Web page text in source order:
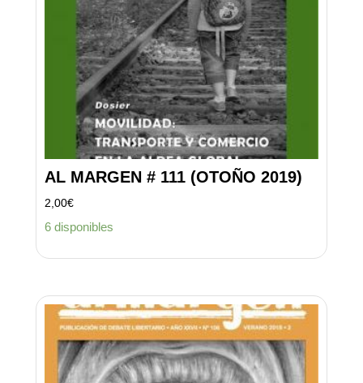
AL MARGEN # 111 (OTOÑO 2019)
2,00€
6 disponibles